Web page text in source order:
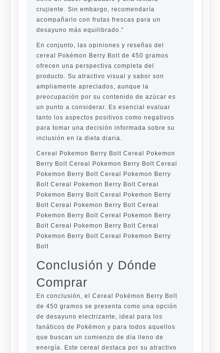
crujiente. Sin embargo, recomendaría
acompañarlo con frutas frescas para un
desayuno más equilibrado.”
En conjunto, las opiniones y reseñas del
cereal Pokémon Berry Bolt de 450 gramos
ofrecen una perspectiva completa del
producto. Su atractivo visual y sabor son
ampliamente apreciados, aunque la
preocupación por su contenido de azúcar es
un punto a considerar. Es esencial evaluar
tanto los aspectos positivos como negativos
para tomar una decisión informada sobre su
inclusión en la dieta diaria.
Cereal Pokemon Berry Bolt Cereal Pokemon
Berry Bolt Cereal Pokemon Berry Bolt Cereal
Pokemon Berry Bolt Cereal Pokemon Berry
Bolt Cereal Pokemon Berry Bolt Cereal
Pokemon Berry Bolt Cereal Pokemon Berry
Bolt Cereal Pokemon Berry Bolt Cereal
Pokemon Berry Bolt Cereal Pokemon Berry
Bolt Cereal Pokemon Berry Bolt Cereal
Pokemon Berry Bolt Cereal Pokemon Berry
Bolt
Conclusión y Dónde
Comprar
En conclusión, el Cereal Pokémon Berry Bolt
de 450 gramos se presenta como una opción
de desayuno electrizante, ideal para los
fanáticos de Pokémon y para todos aquellos
que buscan un comienzo de día lleno de
energía. Este cereal destaca por su atractivo